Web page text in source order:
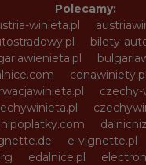
Polecamy:
winieta.pl
bilety-
cenawiniety.pl
czechy-
e-vignette.pl
edalnice.pl